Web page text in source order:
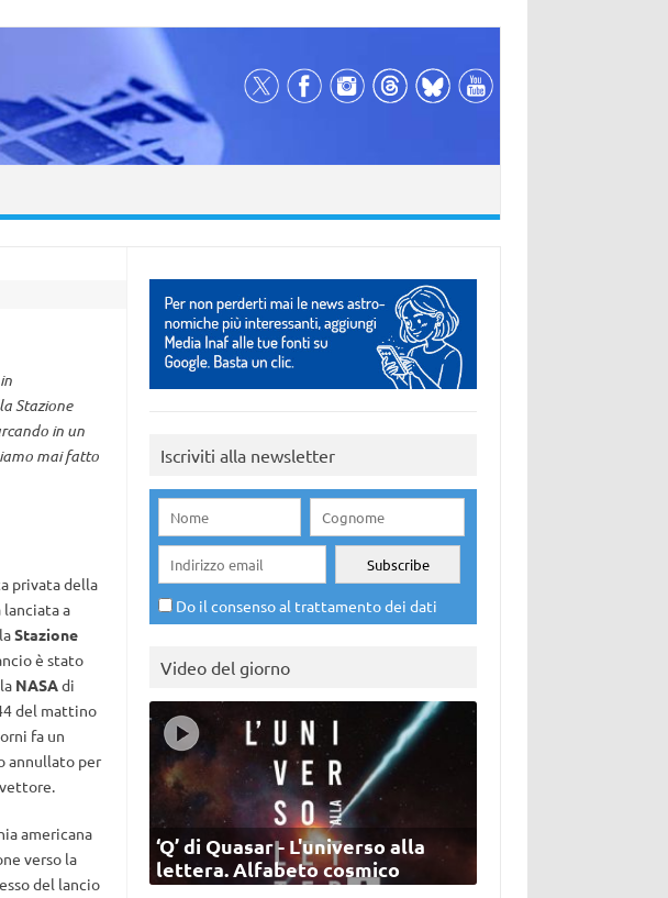
Stazione
in un
mai fatto
privata della
a
Stazione
è stato
NASAdi
del mattino
fa un
annullato per
americana
verso la
del lancio
Iscriviti alla newsletter
Do il consenso al trattamento dei dati
Video del giorno
‘Q’ di Quasar - L'universo alla
lettera. Alfabeto cosmico